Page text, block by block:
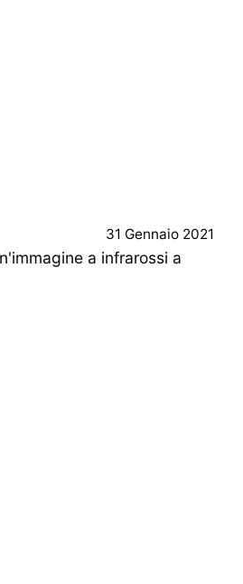
31 Gennaio 2021
a infrarossi a